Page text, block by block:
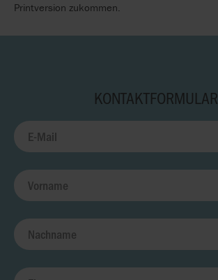
Printversion zukommen.
KONTAKTFORMULAR